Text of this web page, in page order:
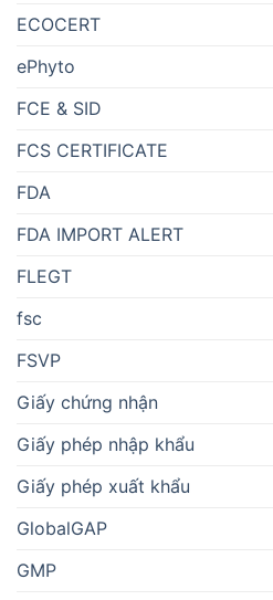
ECOCERT
ePhyto
FCE & SID
FCS CERTIFICATE
FDA
FDA IMPORT ALERT
FLEGT
fsc
FSVP
Giấy chứng nhận
Giấy phép nhập khẩu
Giấy phép xuất khẩu
GlobalGAP
GMP